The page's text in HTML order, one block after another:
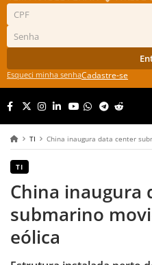
Esqueci minha senhaCadastre-se
TI China inaugura data center
TI
China inaugura
submarino
eólica